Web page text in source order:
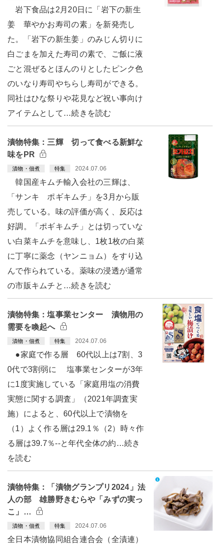
岩下食品は2月20日に「岩下の新生
姜 華やかお寿司の素」を新発売し
た。「岩下の新生姜」のみじん切りに
白ごまを加えた寿司の素で、ご飯に液
ごと混ぜるとほんのりとしたピンク色
のいなり寿司やちらし寿司ができる。
同社はひな祭りや花見など祝い事向け
アイテムとして…続きを読む
漬物特集：三輝 切って食べる新鮮な
味をPR
漬物・佃煮 特集 2024.07.06
韓国産キムチ輸入会社の三輝は、
「サンキ ポギキムチ」を3月から販
売している。味の評価が高く、反応は
好調。「ポギキムチ」とは切っていな
い白菜キムチを意味し、1枚1枚の白菜
に丁寧に薬念（ヤンニョム）をすり込
んで作られている。薬味の浸透が通常
の市販キムチと…続きを読む
漬物特集：塩事業センター 漬物用の
需要を喚起へ
漬物・佃煮 特集 2024.07.06
●家庭で作る層 60代以上は7割、3
0代で3割弱に 塩事業センターが3年
に1度実施している「家庭用塩の消費
実態に関する調査」（2021年調査実
施）によると、60代以上で漬物を
（1）よく作る層は29.1％（2）時々作
る層は39.7％--と年代全体の約…続き
を読む
漬物特集：「漬物グランプリ2024」法
人の部 雄勝野きむらや「みずの実っ
こ」…
漬物・佃煮 特集 2024.07.06
全日本漬物協同組合連合会（全漬連）